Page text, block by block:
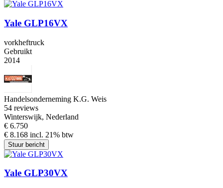
Yale GLP16VX
vorkheftruck
Gebruikt
2014
Handelsonderneming K.G. Weis
54 reviews
Winterswijk, Nederland
€ 6.750
€ 8.168 incl. 21% btw
Stuur bericht
Yale GLP30VX